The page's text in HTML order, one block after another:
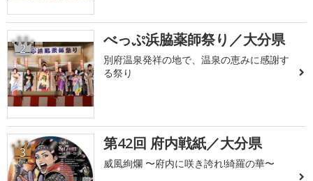
2 べっぷ浜脇薬師祭り／大分県
別府温泉発祥の地で、温泉の恵みに感謝す
る祭り
3 第42回 府内戦紙／大分県
威風絢爛 〜府内に咲き誇れ!綺羅の華〜